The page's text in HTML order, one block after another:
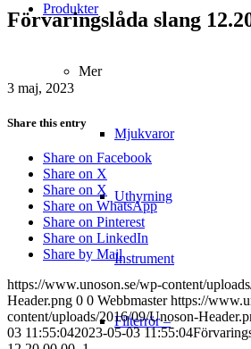
Produkter
Mer
Mjukvaror
Uthyrning
Instrument
Filterrör –
Förvaringslåda slang
3 maj, 2023
Share this entry
Share on Facebook
Share on X
Share on X
Share on WhatsApp
Share on Pinterest
Share on LinkedIn
Share by Mail
https://www.unoson.se/wp-content/
Header.png 0 0 Webbmaster https://
content/uploads/2016/09/Unoson-
03 11:55:042023-05-03 11:55:04